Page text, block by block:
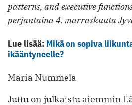
patterns, and executive
perjantaina 4. marraskuuta
Lue lisää: Mikä on sopiva
ikääntyneelle?
Maria Nummela
Jut­tu on jul­kaistu aiem­min